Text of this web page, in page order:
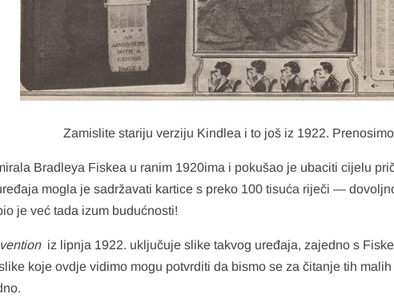
Zamislite stariju verziju Kindlea i to još iz 1922.
Bradleya Fiskea u ranim 1920ima i pokušao je ubaciti cijelu
mogla je sadržavati kartice s preko 100 tisuća riječi —
je već tada izum budućnosti!
iz lipnja 1922. uključuje slike takvog uređaja, zajedno s
koje ovdje vidimo mogu potvrditi da bismo se za čitanje tih